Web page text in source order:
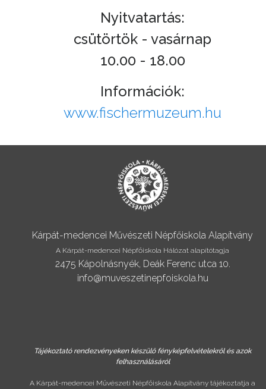
Nyitvatartás:
csütörtök - vasárnap
10.00 - 18.00
Információk:
www.fischermuzeum.hu
Kárpát-medencei Művészeti Népfőiskola Alapítvány
A Kárpát-medencei Népfőiskola Hálózat alapítótagja
2475 Kápolnásnyék, Deák Ferenc utca 10.
info@muveszetinepfoiskola.hu
Tájékoztató rendezvényeken készülő fényképfelvételekről és azok
felhasználásáról
A Kárpát-medencei Művészeti Népfőiskola Alapítvány tájékoztatja a